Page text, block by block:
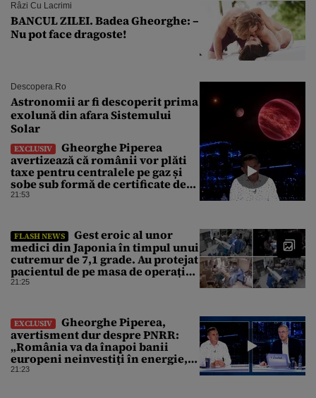
Râzi Cu Lacrimi
BANCUL ZILEI. Badea Gheorghe: –
Nu pot face dragoste!
Descopera.ro
Astronomii ar fi descoperit prima
exolună din afara Sistemului
Solar
EXCLUSIV
Gheorghe Piperea
avertizează că românii vor plăti
taxe pentru centralele pe gaz și
sobe sub formă de certificate de
CO2
21:53
FLASH NEWS
Gest eroic al unor
medici din Japonia în timpul unui
cutremur de 7,1 grade. Au protejat
pacientul de pe masa de operație
cu propriile corpuri
21:25
EXCLUSIV
Gheorghe Piperea,
avertisment dur despre PNRR:
„România va da înapoi banii
europeni neinvestiți în energie,
chiar dacă a închis centralele pe
21:23